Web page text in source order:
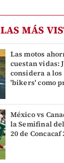
LAS MÁS
Las motos
cuestan vidas:
considera a
'bikers' como
México vs
la Semifinal
20 de Concacaf